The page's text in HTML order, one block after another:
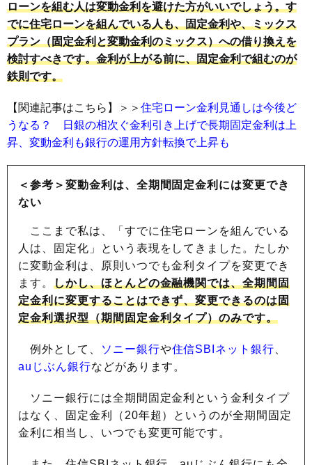
ローンを組む人は変動金利を避けた方がいいでしょう。す
でに住宅ローンを組んでいる人も、固定金利や、ミックス
プラン（固定金利と変動金利のミックス）への借り換えを
検討すべきです。金利が上がる前に、固定金利で組むのが
鉄則です。
【関連記事はこちら】＞＞ 住宅ローン金利見通しは今後ど
うなる？ 日銀の相次ぐ金利引き上げで長期固定金利は上
昇、変動金利も銀行の運用方針転換で上昇も
＜参考＞変動金利は、全期間固定金利には変更でき
ない
ここまで私は、「すでに住宅ローンを組んでいる
人は、固定化」という表現をしてきました。たしか
に変動金利は、原則いつでも金利タイプを変更でき
ます。 しかし、ほとんどの金融機関では、全期間固
定金利に変更することはできず、変更できるのは固
定金利選択型（期間固定金利タイプ）のみです。
例外として、 ソニー銀行や住信SBIネット銀行
auじぶん銀行などがあります。
ソニー銀行には全期間固定金利という金利タイプ
はなく、固定金利（20年超）というのが全期間固定
金利に相当し、いつでも変更可能です。